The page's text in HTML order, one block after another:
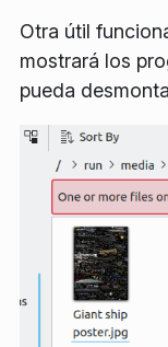
Otra útil
mostrará los
pueda